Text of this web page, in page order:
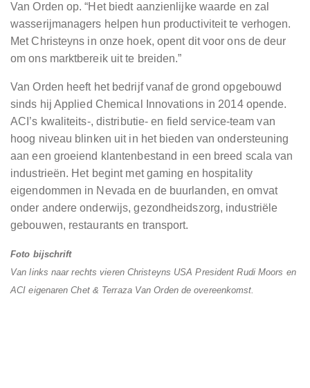
Van Orden op. “Het biedt aanzienlijke waarde en zal
wasserijmanagers helpen hun productiviteit te verhogen.
Met Christeyns in onze hoek, opent dit voor ons de deur
om ons marktbereik uit te breiden.”
Van Orden heeft het bedrijf vanaf de grond opgebouwd
sinds hij Applied Chemical Innovations in 2014 opende.
ACI’s kwaliteits-, distributie- en field service-team van
hoog niveau blinken uit in het bieden van ondersteuning
aan een groeiend klantenbestand in een breed scala van
industrieën. Het begint met gaming en hospitality
eigendommen in Nevada en de buurlanden, en omvat
onder andere onderwijs, gezondheidszorg, industriële
gebouwen, restaurants en transport.
Foto bijschrift
Van links naar rechts vieren Christeyns USA President Rudi Moors en
ACI eigenaren Chet & Terraza Van Orden de overeenkomst.